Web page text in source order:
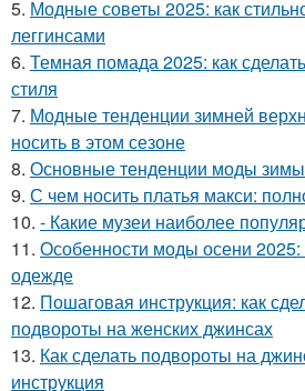
5. Модные советы 2025: как
леггинсами
6. Темная помада 2025: как
стиля
7. Модные тенденции зимней
носить в этом сезоне
8. Основные тенденции моды
9. С чем носить платья макси:
10. - Какие музеи наиболее
11. Особенности моды осени
одежде
12. Пошаговая инструкция: как
подвороты на женских джинсах
13. Как сделать подвороты на
инструкция